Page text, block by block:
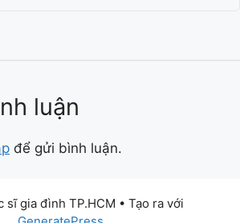
luận
để gửi bình luận.
sĩ gia đình TP.HCM • Tạo ra với